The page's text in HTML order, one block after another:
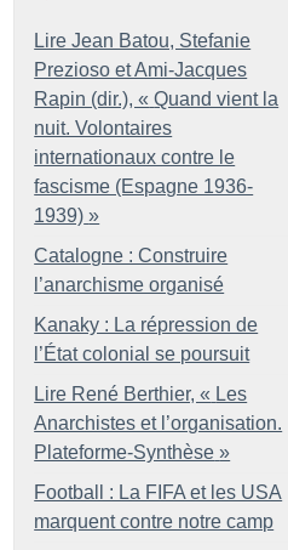
Lire Jean Batou, Stefanie
Prezioso et Ami-Jacques
Rapin (dir.), « Quand vient la
nuit. Volontaires
internationaux contre le
fascisme (Espagne 1936-
1939) »
Catalogne : Construire
l’anarchisme organisé
Kanaky : La répression de
l’État colonial se poursuit
Lire René Berthier, « Les
Anarchistes et l’organisation.
Plateforme-Synthèse »
Football : La FIFA et les USA
marquent contre notre camp